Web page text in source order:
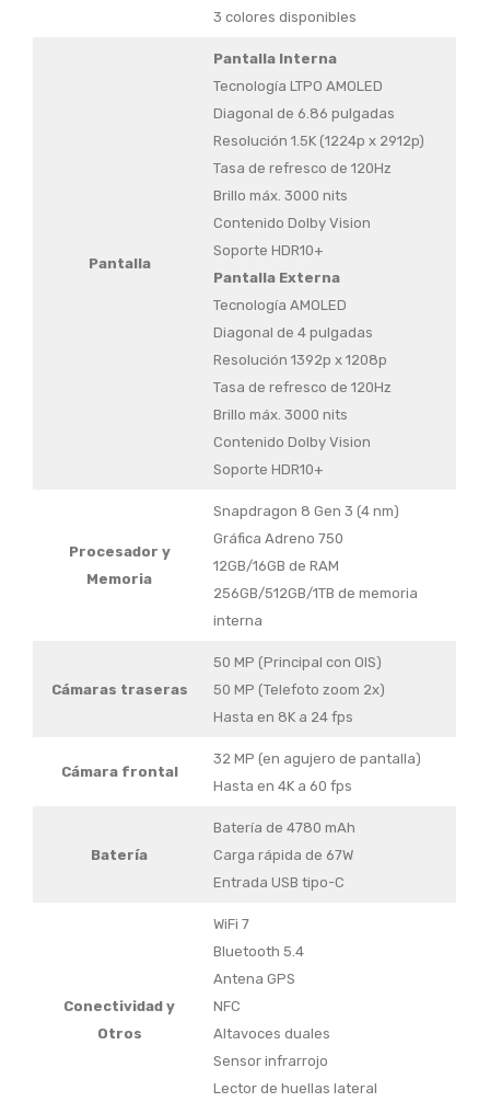
3 colores disponibles
Pantalla
Pantalla Interna
Tecnología LTPO AMOLED
Diagonal de 6.86 pulgadas
Resolución 1.5K (1224p x 2912p)
Tasa de refresco de 120Hz
Brillo máx. 3000 nits
Contenido Dolby Vision
Soporte HDR10+
Pantalla Externa
Tecnología AMOLED
Diagonal de 4 pulgadas
Resolución 1392p x 1208p
Tasa de refresco de 120Hz
Brillo máx. 3000 nits
Contenido Dolby Vision
Soporte HDR10+
Procesador y
Memoria
Snapdragon 8 Gen 3 (4 nm)
Gráfica Adreno 750
12GB/16GB de RAM
256GB/512GB/1TB de memoria
interna
Cámaras traseras
50 MP (Principal con OIS)
50 MP (Telefoto zoom 2x)
Hasta en 8K a 24 fps
Cámara frontal
32 MP (en agujero de pantalla)
Hasta en 4K a 60 fps
Batería
Batería de 4780 mAh
Carga rápida de 67W
Entrada USB tipo-C
Conectividad y
Otros
WiFi 7
Bluetooth 5.4
Antena GPS
NFC
Altavoces duales
Sensor infrarrojo
Lector de huellas lateral